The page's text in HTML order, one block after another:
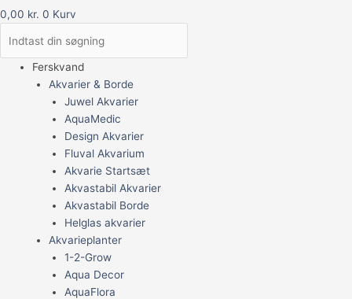
0,00 kr. 0 Kurv
Ferskvand
Akvarier & Borde
Juwel Akvarier
AquaMedic
Design Akvarier
Fluval Akvarium
Akvarie Startsæt
Akvastabil Akvarier
Akvastabil Borde
Helglas akvarier
Akvarieplanter
1-2-Grow
Aqua Decor
AquaFlora